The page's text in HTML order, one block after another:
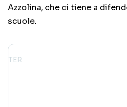
Azzolina, che ci tiene a
scuole.